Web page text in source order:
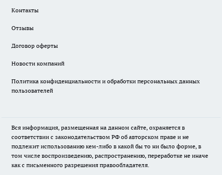
Контакты
Отзывы
Договор оферты
Новости компаний
Политика конфиденциальности и обработки персональных данных
пользователей
Вся информация, размещенная на данном сайте, охраняется в
соответствии с законодательством РФ об авторском праве и не
подлежит использованию кем-либо в какой бы то ни было форме, в
том числе воспроизведению, распространению, переработке не иначе
как с письменного разрешения правообладателя.